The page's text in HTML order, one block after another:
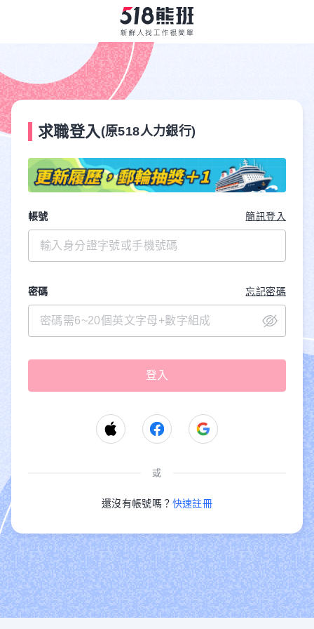
求職登入 (原518人力銀行)
帳號 簡訊登入
密碼 忘記密碼
或
還沒有帳號嗎？ 快速註冊